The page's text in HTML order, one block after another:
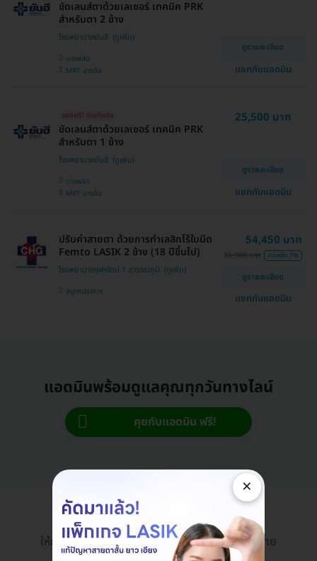
ขัดเลนส์ตาด้วยเลเซอร์ เทคนิค PRK
สำหรับตา 2 ข้าง
โรงพยาบาลยันฮี
บางพลัด
MRT บางอ้อ
ดูรายละเอียด
แชทกับแอดมิน
จองฟรี! จ่ายทีหลัง
ขัดเลนส์ตาด้วยเลเซอร์ เทคนิค PRK
สำหรับตา 1 ข้าง
โรงพยาบาลยันฮี
บางพลัด
MRT บางอ้อ
25,500 บาท
ดูรายละเอียด
แชทกับแอดมิน
ปรับค่าสายตา ด้วยการทำเลสิกไร้ใบมีด
Femto LASIK 2 ข้าง (18 ปีขึ้นไป)
โรงพยาบาลจุฬารัตน์ 1 สุวรรณภูมิ
สมุทรปราการ
54,450 บาท
55,000 บาท ประหยัด 1%
ดูรายละเอียด
แชทกับแอดมิน
แอดมินพร้อมดูแลคุณทุกวันทางไลน์
คุยกับแอดมิน ฟรี!
HDmall Health ดี อะไรก็ดี
ให้การเข้าถึงบริการสุขภาพและความงามเป็นเรื่องง่าย
×